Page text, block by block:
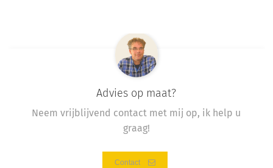
Advies op maat?
Neem vrijblijvend contact met mij op, ik help u
graag!
Contact